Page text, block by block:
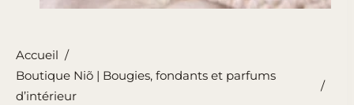
Accueil /
Boutique Niõ | Bougies, fondants et parfums
d’intérieur
/